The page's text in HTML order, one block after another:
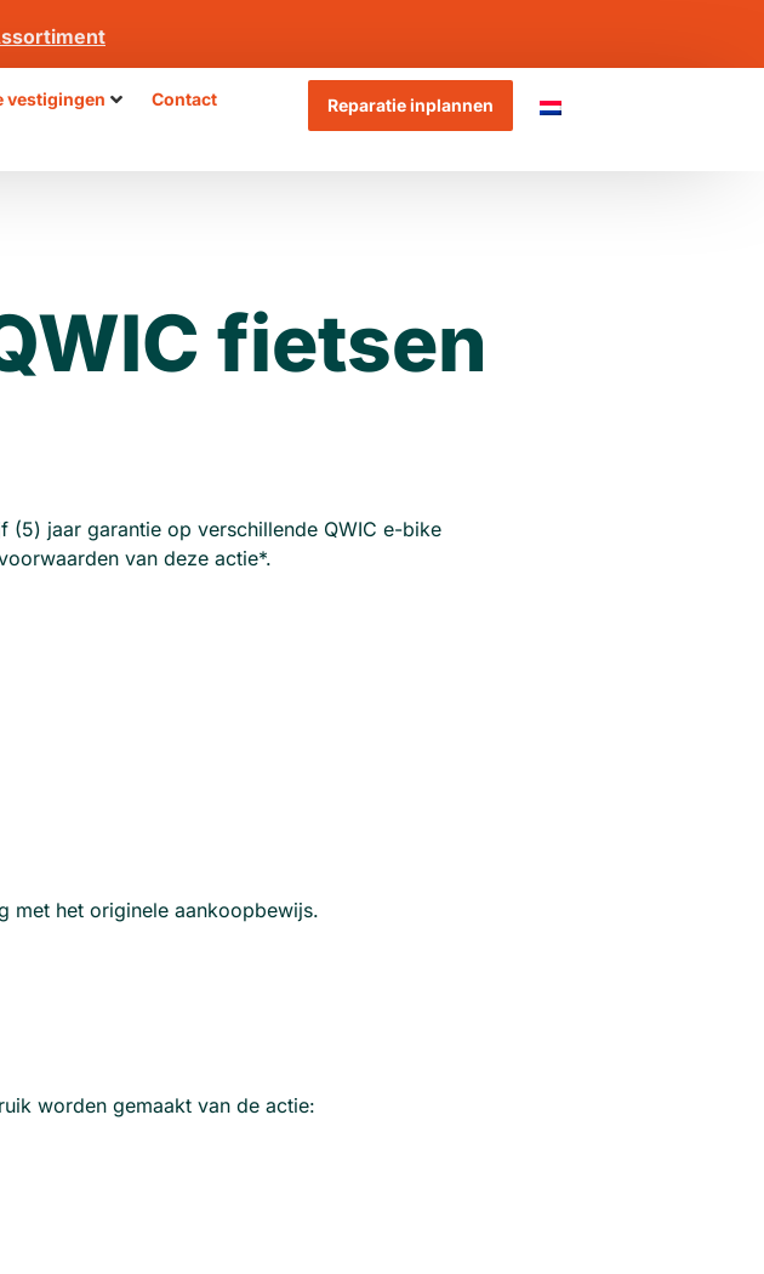
vestigingen Contact Reparatie inplannen
fietsen
(5) jaar garantie op verschillende QWIC e-bike
van deze actie*.
met het originele aankoopbewijs.
worden gemaakt van de actie: